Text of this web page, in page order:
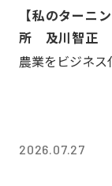
【私のターニ
所 及川智正
農業をビジネ
2026.07.27